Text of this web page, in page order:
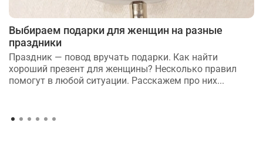
Выбираем подарки для женщин на разные
праздники
Праздник — повод вручать подарки. Как найти
хороший презент для женщины? Несколько правил
помогут в любой ситуации. Расскажем про них...